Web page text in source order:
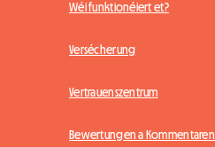
Wéi funktionéiert et?
Versécherung
Vertrauenszentrum
Bewertungen a Kommentaren